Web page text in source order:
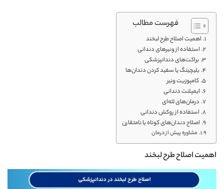
فهرست مطالب
اهمیت اصلاح طرح لبخند
استفاده از ونیرهای دندانی
براکت‌های دندانپزشکی
بلیچینگ یا سفید کردن دندان‌ها
کامپوزیت ونیر
ایمپلنت دندانی
درمان‌های لثه‌ای
استفاده از روکش دندانی
اصلاح دندان‌های کوتاه یا نامتقارن
مشاوره پیش از درمان
اهمیت اصلاح طرح لبخند